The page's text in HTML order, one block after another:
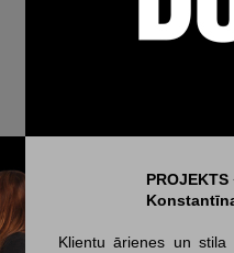
Klientu ārienes un stila